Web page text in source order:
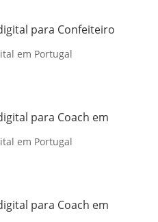
para Confeiteiro
em Portugal
para Coach em
em Portugal
para Coach em